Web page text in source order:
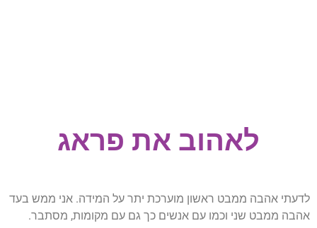
לאהוב את פראג
לדעתי אהבה ממבט ראשון מוערכת יתר על המידה. אני ממש בעד
אהבה ממבט שני וכמו עם אנשים כך גם עם מקומות, מסתבר.